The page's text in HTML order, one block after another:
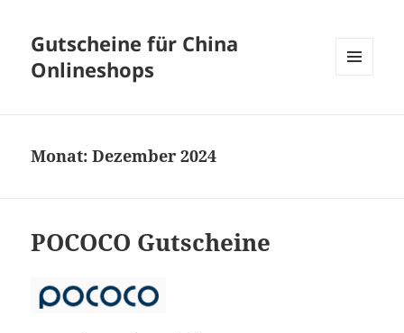
Gutscheine für China
Onlineshops
Monat:Dezember 2024
POCOCO Gutscheine